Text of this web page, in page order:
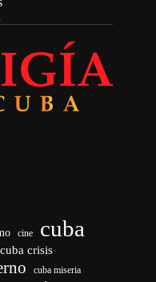
cine cuba
cuba crisis
cuba miseria